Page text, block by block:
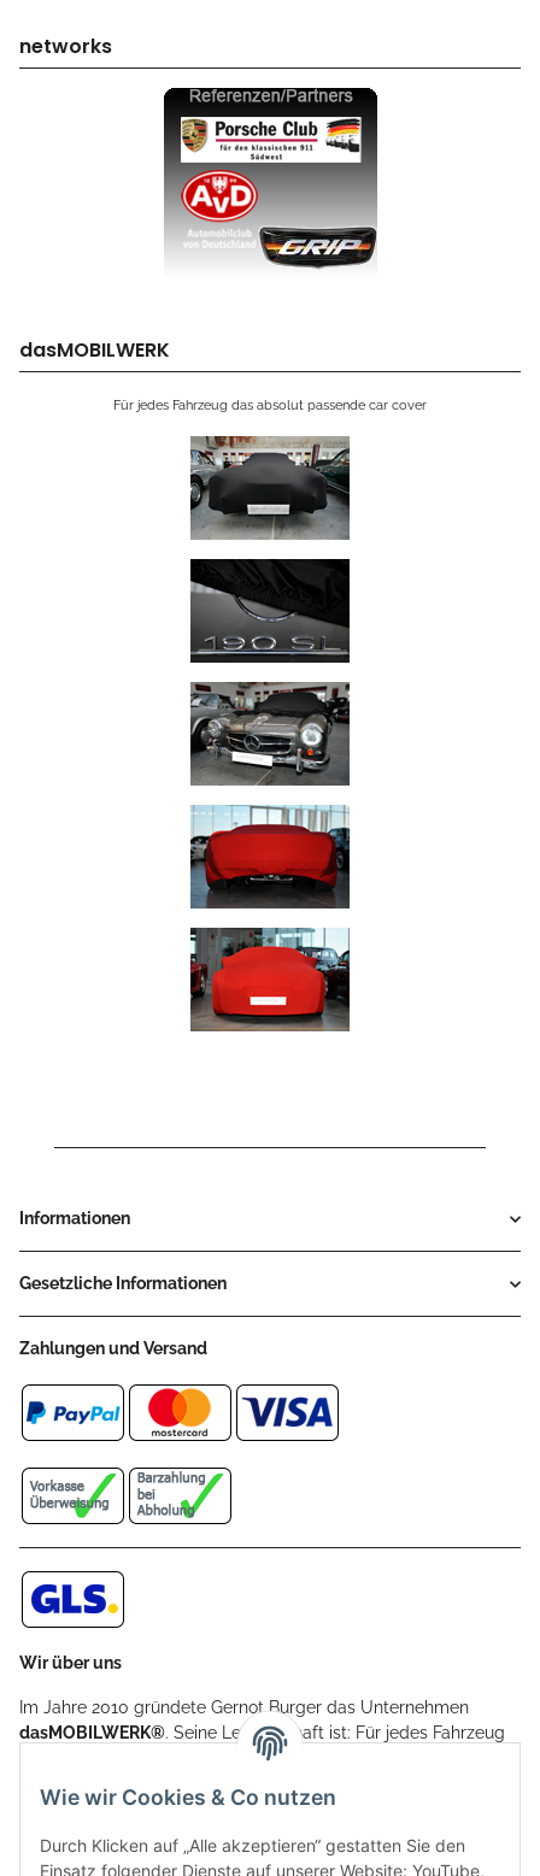
networks
dasMOBILWERK
Für jedes Fahrzeug das absolut passende car cover
Informationen
Gesetzliche Informationen
Zahlungen und Versand
Wir über uns
Im Jahre 2010 gründete Gernot Burger das Unternehmen
dasMOBILWERK®. Seine Leidenschaft ist: Für jedes Fahrzeug
ein Car Cover anzubieten - passgenau und individuell.
Aufgrund der vielen positiven Kundenrückmeldungen kamen
weitere Produkte, wie Reifenschuhe, Hardtopständer hinzu.
Seine Reifenschoner werden in Deutschland produziert und
sind mit hochwertigen Techniken und Materialien gefertigt.
Wie wir Cookies & Co nutzen
Durch Klicken auf „Alle akzeptieren“ gestatten Sie den
Einsatz folgender Dienste auf unserer Website: YouTube,